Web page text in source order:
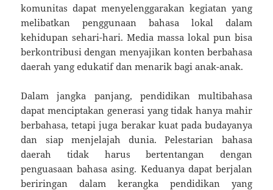
komunitas dapat menyelenggarakan kegiatan yang
melibatkan penggunaan bahasa lokal dalam
kehidupan sehari-hari. Media massa lokal pun bisa
berkontribusi dengan menyajikan konten berbahasa
daerah yang edukatif dan menarik bagi anak-anak.
Dalam jangka panjang, pendidikan multibahasa
dapat menciptakan generasi yang tidak hanya mahir
berbahasa, tetapi juga berakar kuat pada budayanya
dan siap menjelajah dunia. Pelestarian bahasa
daerah tidak harus bertentangan dengan
penguasaan bahasa asing. Keduanya dapat berjalan
beriringan dalam kerangka pendidikan yang